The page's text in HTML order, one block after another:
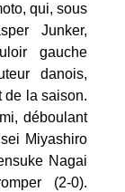
qui, sous
Junker,
gauche
danois,
de la saison.
déboulant
Miyashiro
Nagai
(2-0).